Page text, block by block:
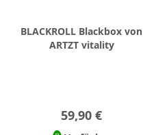
BLACKROLL Blackbox von
ARTZT vitality
59,90 €